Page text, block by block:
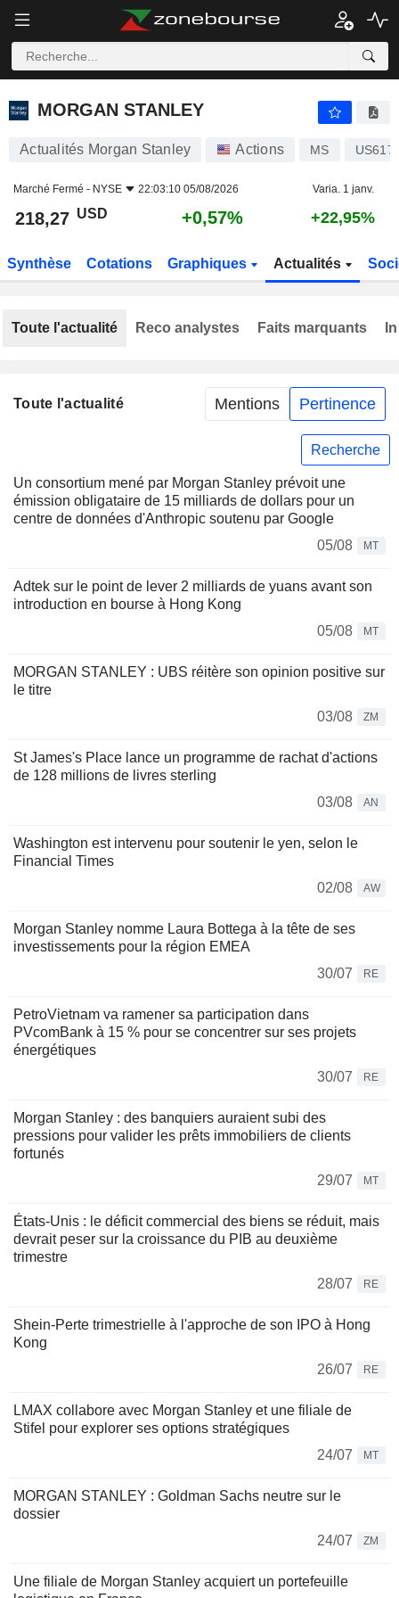
MORGAN STANLEY
MORGAN STANLEY
Actualités Morgan Stanley Actions MS
Marché Fermé - NYSE 22:03:10 05/08/2026 Varia. 1 janv.
218,27 USD +0,57% +22,95%
Synthèse Cotations Graphiques Actualités
Toute l'actualité Mentions Pertinence
Recherche
Un consortium mené par Morgan Stanley prévoit une
émission obligataire de 15 milliards de dollars pour un
centre de données d'Anthropic soutenu par Google
05/08
MT
Adtek sur le point de lever 2 milliards de yuans avant son
introduction en bourse à Hong Kong
05/08
MT
MORGAN STANLEY : UBS réitère son opinion positive sur
le titre
03/08
ZM
St James's Place lance un programme de rachat d'actions
de 128 millions de livres sterling
03/08
AN
Washington est intervenu pour soutenir le yen, selon le
Financial Times
02/08
AW
Morgan Stanley nomme Laura Bottega à la tête de ses
investissements pour la région EMEA
30/07
RE
PetroVietnam va ramener sa participation dans
PVcomBank à 15 % pour se concentrer sur ses projets
énergétiques
30/07
RE
Morgan Stanley : des banquiers auraient subi des
pressions pour valider les prêts immobiliers de clients
fortunés
29/07
MT
États-Unis : le déficit commercial des biens se réduit, mais
devrait peser sur la croissance du PIB au deuxième
trimestre
28/07
RE
Shein-Perte trimestrielle à l'approche de son IPO à Hong
Kong
26/07
RE
LMAX collabore avec Morgan Stanley et une filiale de
Stifel pour explorer ses options stratégiques
24/07
MT
MORGAN STANLEY : Goldman Sachs neutre sur le
dossier
24/07
ZM
Une filiale de Morgan Stanley acquiert un portefeuille
Toute l'actualité Reco analystes Faits marquants